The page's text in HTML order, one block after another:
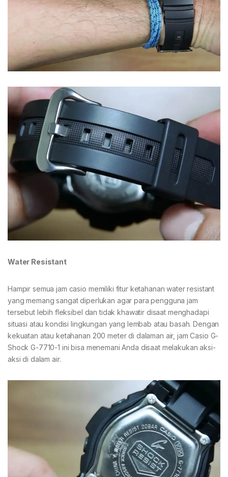
Water Resistant
Hampir semua jam casio memiliki fitur ketahanan water resistant
yang memang sangat diperlukan agar para pengguna jam
tersebut lebih fleksibel dan tidak khawatir disaat menghadapi
situasi atau kondisi lingkungan yang lembab atau basah. Dengan
kekuatan atau ketahanan 200 meter di dalaman air, jam Casio G-
Shock G-7710-1 ini bisa menemani Anda disaat melakukan aksi-
aksi di dalam air.